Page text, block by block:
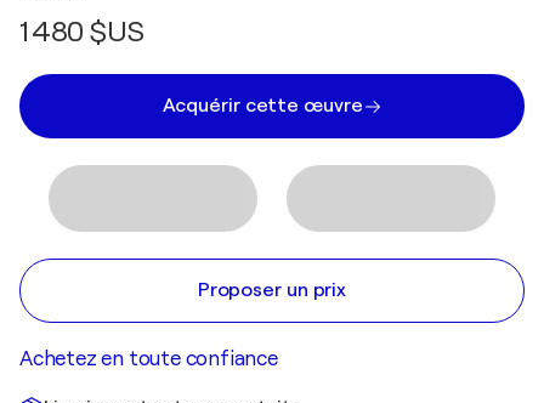
1 480 $US
Acquérir cette œuvre
Proposer un prix
Achetez en toute confiance